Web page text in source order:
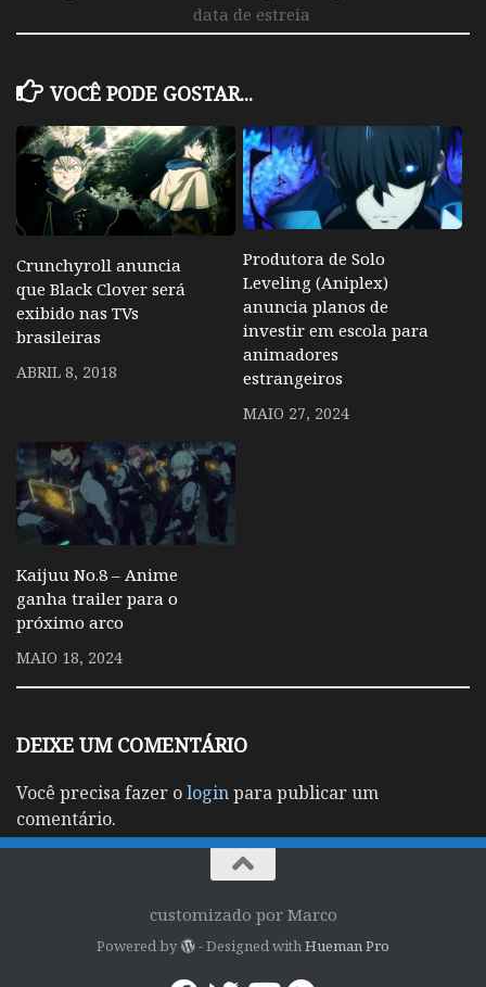
data de estreia
VOCÊ PODE GOSTAR...
Crunchyroll anuncia
que Black Clover será
exibido nas TVs
brasileiras
ABRIL 8, 2018
Produtora de Solo
Leveling (Aniplex)
anuncia planos de
investir em escola para
animadores
estrangeiros
MAIO 27, 2024
Kaijuu No.8 – Anime
ganha trailer para o
próximo arco
MAIO 18, 2024
DEIXE UM COMENTÁRIO
Você precisa fazer ologinpara publicar um
comentário.
customizado por Marco
Powered by - Designed with Hueman Pro